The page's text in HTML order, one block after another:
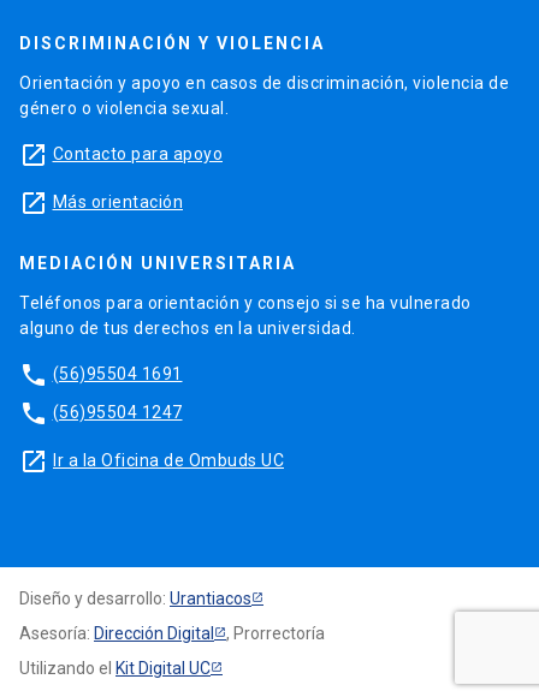
DISCRIMINACIÓN Y VIOLENCIA
Orientación y apoyo en casos de discriminación, violencia de
género o violencia sexual.
launch Contacto para apoyo
launch Más orientación
MEDIACIÓN UNIVERSITARIA
Teléfonos para orientación y consejo si se ha vulnerado
alguno de tus derechos en la universidad.
phone (56)95504 1691
phone (56)95504 1247
launch Ir a la Oficina de Ombuds UC
Diseño y desarrollo: Urantiacos
Asesoría: Dirección Digital
, Prorrectoría
Utilizando el Kit Digital UC